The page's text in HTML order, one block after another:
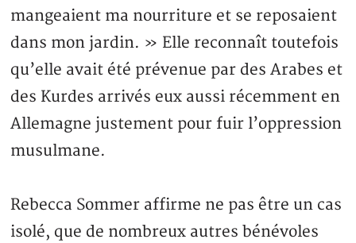
mangeaient ma nourriture et se reposaient
dans mon jardin. » Elle reconnaît toutefois
qu’elle avait été prévenue par des Arabes et
des Kurdes arrivés eux aussi récemment en
Allemagne justement pour fuir l’oppression
musulmane.
Rebecca Sommer affirme ne pas être un cas
isolé, que de nombreux autres bénévoles